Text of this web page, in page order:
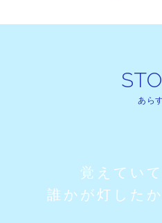
あら
覚えてい
誰かが灯した